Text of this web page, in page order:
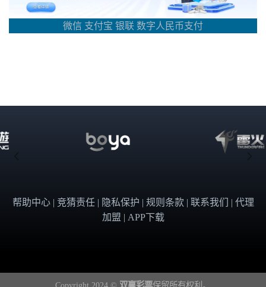
微信 支付宝 银联 数字人民币支付
帮助中心 | 竞猜责任 | 隐私保护 | 规则条款 | 联系我们 | 代理
加盟 | APP下载
Copyright 2024 © 双赢彩票保留所有权利。